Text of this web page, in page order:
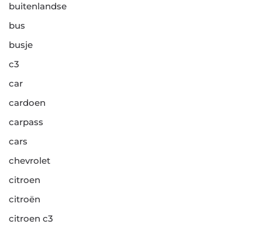
buitenlandse
bus
busje
c3
car
cardoen
carpass
cars
chevrolet
citroen
citroën
citroen c3